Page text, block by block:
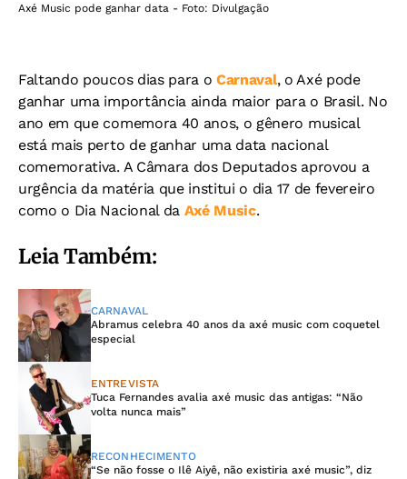
Axé Music pode ganhar data - Foto: Divulgação
Faltando poucos dias para oCarnaval, o Axé pode
ganhar uma importância ainda maior para o Brasil. No
ano em que comemora 40 anos, o gênero musical
está mais perto de ganhar uma data nacional
comemorativa. A Câmara dos Deputados aprovou a
urgência da matéria que institui o dia 17 de fevereiro
como o Dia Nacional da Axé Music.
Leia Também:
CARNAVAL
Abramus celebra 40 anos da axé music com coquetel
especial
ENTREVISTA
Tuca Fernandes avalia axé music das antigas: “Não
volta nunca mais”
RECONHECIMENTO
“Se não fosse o Ilê Aiyê, não existiria axé music”, diz